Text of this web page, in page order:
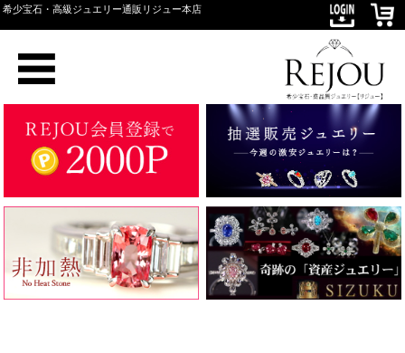
希少宝石・高級ジュエリー通販リジュー本店